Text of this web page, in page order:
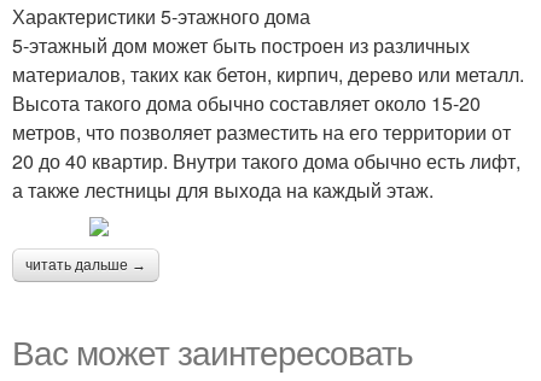
Характеристики 5-этажного дома
5-этажный дом может быть построен из различных
материалов, таких как бетон, кирпич, дерево или металл.
Высота такого дома обычно составляет около 15-20
метров, что позволяет разместить на его территории от
20 до 40 квартир. Внутри такого дома обычно есть лифт,
а также лестницы для выхода на каждый этаж.
читать дальше →
Вас может заинтересовать